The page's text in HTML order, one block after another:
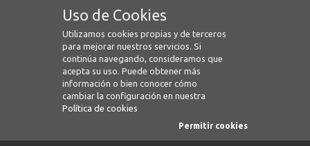
Uso de Cookies
Utilizamos cookies propias y de terceros
para mejorar nuestros servicios. Si
continúa navegando, consideramos que
acepta su uso. Puede obtener más
información o bien conocer cómo
cambiar la configuración en nuestra
Política de cookies
Permitir cookies